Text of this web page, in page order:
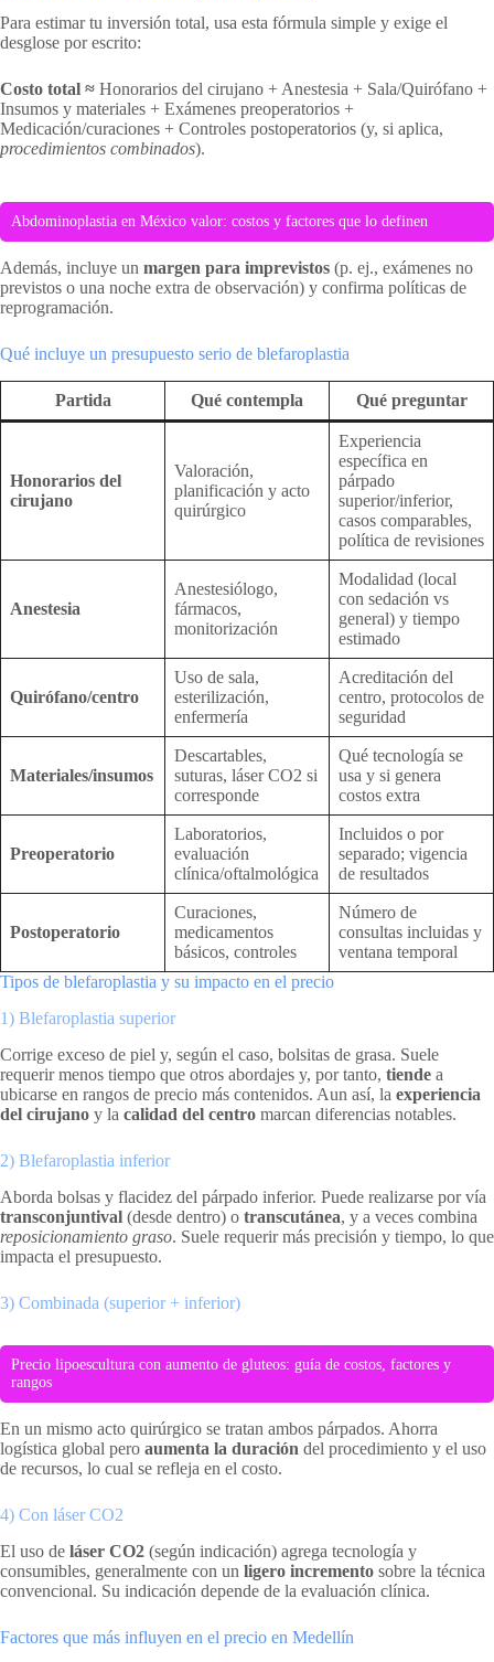
Para estimar tu inversión total, usa esta fórmula simple y exige el
desglose por escrito:
Costo total ≈ Honorarios del cirujano + Anestesia + Sala/Quirófano +
Insumos y materiales + Exámenes preoperatorios +
Medicación/curaciones + Controles postoperatorios (y, si aplica,
procedimientos combinados).
Abdominoplastia en México valor: costos y factores que lo definen
Además, incluye un margen para imprevistos (p. ej., exámenes no
previstos o una noche extra de observación) y confirma políticas de
reprogramación.
Qué incluye un presupuesto serio de blefaroplastia
Partida Qué contempla Qué preguntar
Honorarios del
cirujano
Valoración,
planificación y acto
quirúrgico
Experiencia
específica en
párpado
superior/inferior,
casos comparables,
política de revisiones
Anestesia
Anestesiólogo,
fármacos,
monitorización
Modalidad (local
con sedación vs
general) y tiempo
estimado
Quirófano/centro
Uso de sala,
esterilización,
enfermería
Acreditación del
centro, protocolos de
seguridad
Materiales/insumos
Descartables,
suturas, láser CO2 si
corresponde
Qué tecnología se
usa y si genera
costos extra
Preoperatorio
Laboratorios,
evaluación
clínica/oftalmológica
Incluidos o por
separado; vigencia
de resultados
Postoperatorio
Curaciones,
medicamentos
básicos, controles
Número de
consultas incluidas y
ventana temporal
Tipos de blefaroplastia y su impacto en el precio
1) Blefaroplastia superior
Corrige exceso de piel y, según el caso, bolsitas de grasa. Suele
requerir menos tiempo que otros abordajes y, por tanto, tiende a
ubicarse en rangos de precio más contenidos. Aun así, la experiencia
del cirujano y la calidad del centro marcan diferencias notables.
2) Blefaroplastia inferior
Aborda bolsas y flacidez del párpado inferior. Puede realizarse por vía
transconjuntival (desde dentro) o transcutánea, y a veces combina
reposicionamiento graso. Suele requerir más precisión y tiempo, lo que
impacta el presupuesto.
3) Combinada (superior + inferior)
Precio lipoescultura con aumento de gluteos: guía de costos, factores y
rangos
En un mismo acto quirúrgico se tratan ambos párpados. Ahorra
logística global pero aumenta la duración del procedimiento y el uso
de recursos, lo cual se refleja en el costo.
4) Con láser CO2
El uso de láser CO2 (según indicación) agrega tecnología y
consumibles, generalmente con un ligero incremento sobre la técnica
convencional. Su indicación depende de la evaluación clínica.
Factores que más influyen en el precio en Medellín